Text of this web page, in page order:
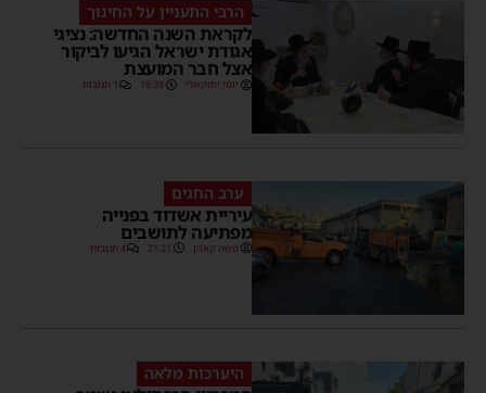
הרבי התעניין על החינוך
לקראת השנה החדשה: נציגי
אגודת ישראל הגיעו לביקור
אצל חבר המועצת
יוסי יחזקאלי 16:39 1 תגובות
ערב החגים
עיריית אשדוד בפנייה
מפתיעה לתושבים
משה קאהן 21:21 4 תגובות
היערכות מלאה